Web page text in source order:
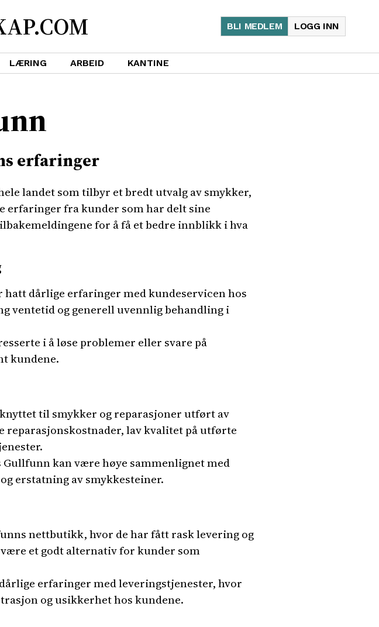
LOGG INN
BLI MEDLEM
LÆRING ARBEID KANTINE
erfaringer
landet som tilbyr et bredt utvalg av smykker,
erfaringer fra kunder som har delt sine
for å få et bedre innblikk i hva
dårlige erfaringer med kundeservicen hos
ventetid og generell uvennlig behandling i
i å løse problemer eller svare på
kundene.
til smykker og reparasjoner utført av
lav kvalitet på utførte
kan være høye sammenlignet med
erstatning av smykkesteiner.
nettbutikk, hvor de har fått rask levering og
et godt alternativ for kunder som
erfaringer med leveringstjenester, hvor
og usikkerhet hos kundene.